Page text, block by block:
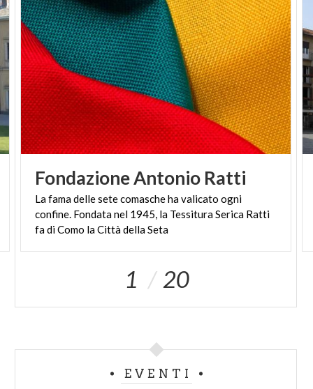
FondazioneAntonio Ratti
La fama delle sete comasche ha valicato ogni
confine. Fondata nel 1945, la Tessitura Serica Ratti
fa di Como la Città della Seta
1 20
EVENTI